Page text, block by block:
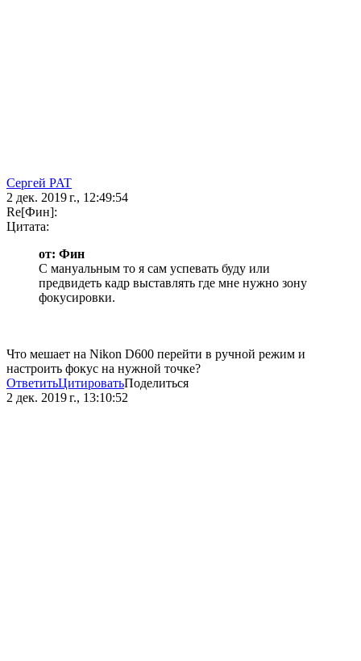
Сергей PAT
2 дек. 2019 г., 12:49:54
Re[Фин]:
Цитата:
от: Фин
С мануальным то я сам успевать буду или
предвидеть кадр выставлять где мне нужно зону
фокусировки.
Что мешает на Nikon D600 перейти в ручной режим и
настроить фокус на нужной точке?
ОтветитьЦитироватьПоделиться
2 дек. 2019 г., 13:10:52